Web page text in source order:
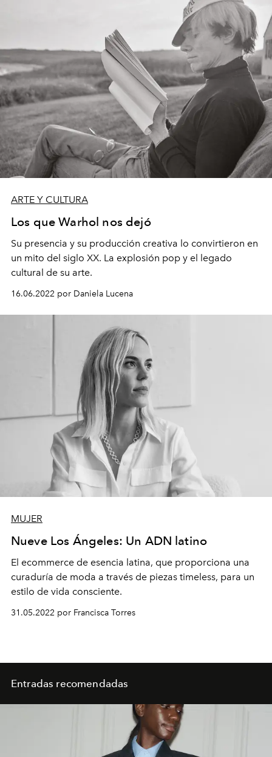
ARTE Y CULTURA
Los que Warhol nos dejó
Su presencia y su producción creativa lo convirtieron en
un mito del siglo XX. La explosión pop y el legado
cultural de su arte.
16.06.2022 por Daniela Lucena
MUJER
Nueve Los Ángeles: Un ADN latino
El ecommerce de esencia latina, que proporciona una
curaduría de moda a través de piezas timeless, para un
estilo de vida consciente.
31.05.2022 por Francisca Torres
Entradas recomendadas